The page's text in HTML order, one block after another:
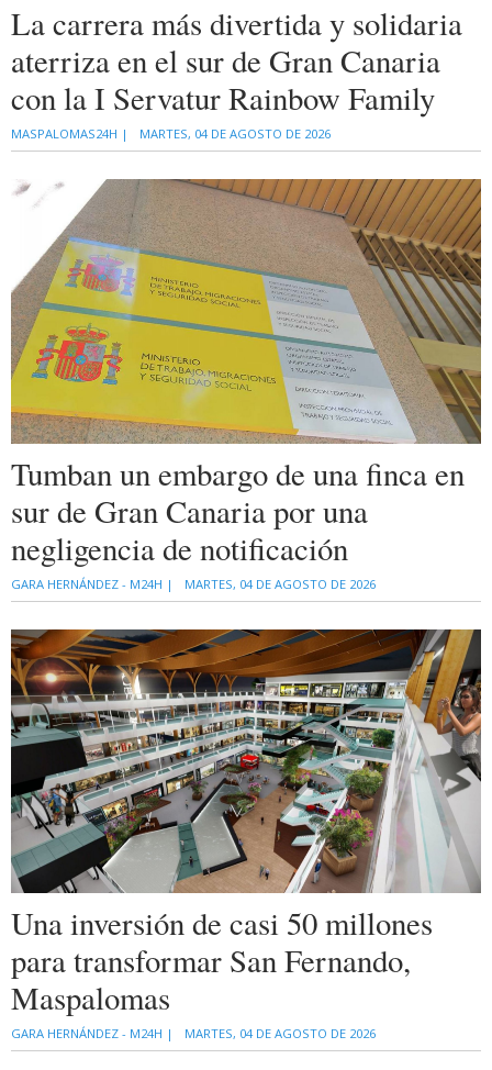
La carrera más divertida y solidaria
aterriza en el sur de Gran Canaria
con la I Servatur Rainbow Family
MASPALOMAS24H | MARTES, 04 DE AGOSTO DE 2026
Tumban un embargo de una finca en
sur de Gran Canaria por una
negligencia de notificación
GARA HERNÁNDEZ - M24H | MARTES, 04 DE AGOSTO DE 2026
Una inversión de casi 50 millones
para transformar San Fernando,
Maspalomas
GARA HERNÁNDEZ - M24H | MARTES, 04 DE AGOSTO DE 2026